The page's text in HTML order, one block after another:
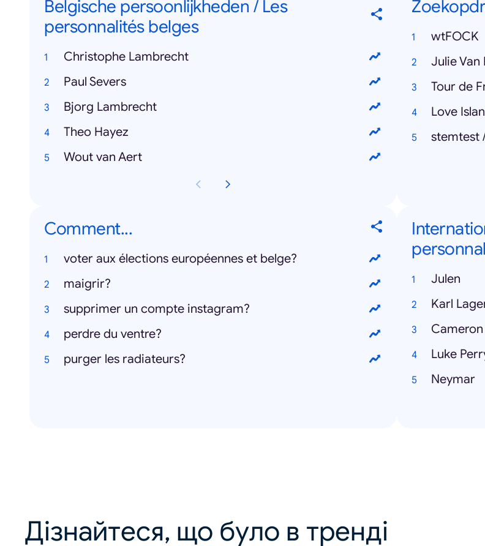
Belgische persoonlijkheden / Les
personnalités belges
Christophe Lambrecht
Paul Severs
Bjorg Lambrecht
Theo Hayez
Wout van Aert
wtFOCK
Julie Van
Tour de
Love
stemtest
Comment...
voter aux élections européennes et belge?
maigrir?
supprimer un compte instagram?
perdre du ventre?
purger les radiateurs?
Julen
Karl
Luke
Neymar
Дізнайтеся, що було в тренді